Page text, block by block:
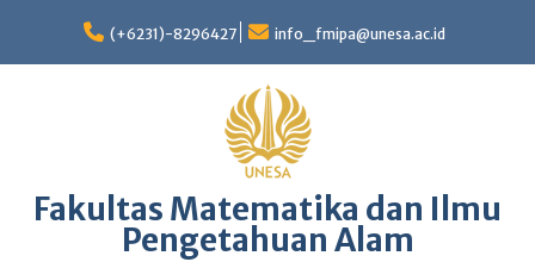
content
(+6231)-8296427 info_fmipa@unesa.ac.id
Fakultas Matematika dan Ilmu
Pengetahuan Alam